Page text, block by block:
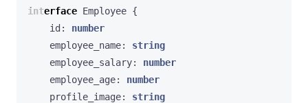
interface Employee {
id : number
employee_name: string
employee_salary: number
employee_age: number
profile_image: string